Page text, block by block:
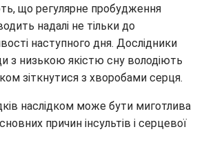
що регулярне пробудження
надалі не тільки до
наступного дня. Дослідники
з низькою якістю сну володіють
зіткнутися з хворобами серця.
наслідком може бути миготлива
причин інсультів і серцевої